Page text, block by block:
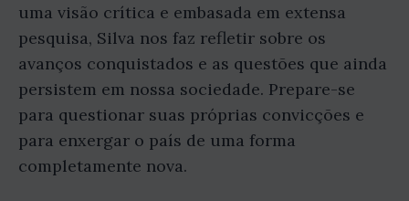
uma visão crítica e embasada em extensa
pesquisa, Silva nos faz refletir sobre os
avanços conquistados e as questões que ainda
persistem em nossa sociedade. Prepare-se
para questionar suas próprias convicções e
para enxergar o país de uma forma
completamente nova.